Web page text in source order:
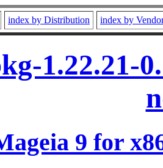
index by Distribution index by
1.22.21-
9 for